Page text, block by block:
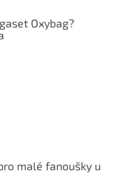
Oxybag?
malé fanoušky u